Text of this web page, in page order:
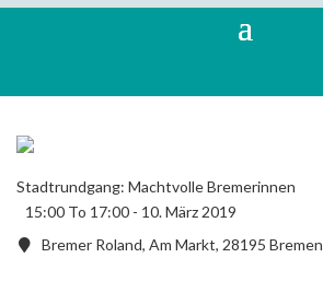
Stadtrundgang: Machtvolle Bremerinnen
15:00 To 17:00 - 10. März 2019
Bremer Roland, Am Markt, 28195 Bremen